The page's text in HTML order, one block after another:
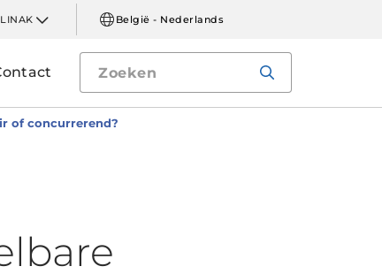
België - Nederlands
of concurrerend?